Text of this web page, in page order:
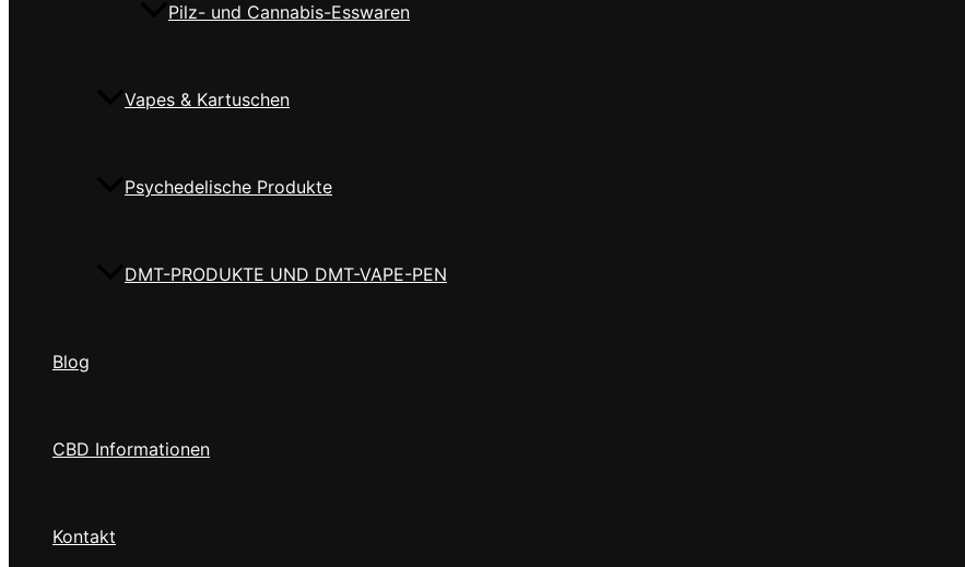
Pilz- und Cannabis-Esswaren
Vapes & Kartuschen
Psychedelische Produkte
DMT-PRODUKTE UND DMT-VAPE-PEN
Blog
CBD Informationen
Kontakt